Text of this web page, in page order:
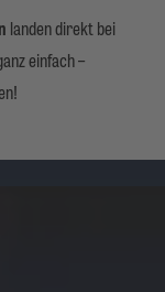
landen direkt bei
einfach –